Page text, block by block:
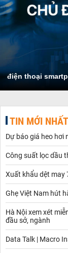
điện thoại
TIN MỚI NHẤT
Dự báo giá heo hơi
Công suất lọc dầu
Xuất khẩu dệt may
Ghẹ Việt Nam hút
Hà Nội xem xét
đầu sở, ngành
Data Talk | Macro